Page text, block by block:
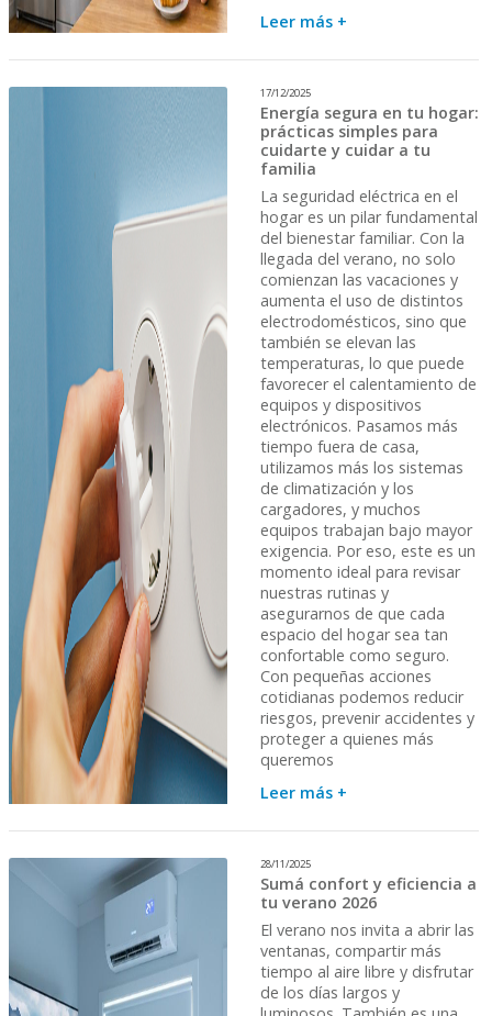
Leer más +
17/12/2025
Energía segura en tu hogar:
prácticas simples para
cuidarte y cuidar a tu
familia
La seguridad eléctrica en el
hogar es un pilar fundamental
del bienestar familiar. Con la
llegada del verano, no solo
comienzan las vacaciones y
aumenta el uso de distintos
electrodomésticos, sino que
también se elevan las
temperaturas, lo que puede
favorecer el calentamiento de
equipos y dispositivos
electrónicos. Pasamos más
tiempo fuera de casa,
utilizamos más los sistemas
de climatización y los
cargadores, y muchos
equipos trabajan bajo mayor
exigencia. Por eso, este es un
momento ideal para revisar
nuestras rutinas y
asegurarnos de que cada
espacio del hogar sea tan
confortable como seguro.
Con pequeñas acciones
cotidianas podemos reducir
riesgos, prevenir accidentes y
proteger a quienes más
queremos
Leer más +
28/11/2025
Sumá confort y eficiencia a
tu verano 2026
El verano nos invita a abrir las
ventanas, compartir más
tiempo al aire libre y disfrutar
de los días largos y